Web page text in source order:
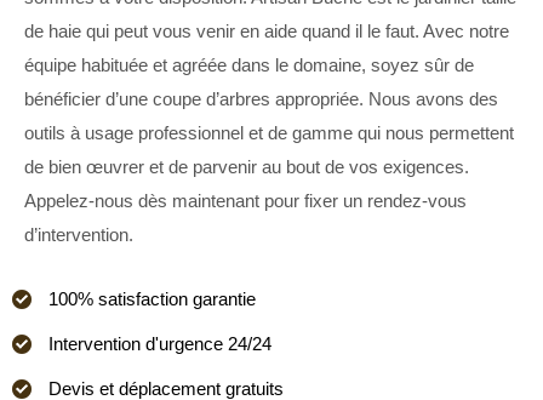
de haie qui peut vous venir en aide quand il le faut. Avec notre
équipe habituée et agréée dans le domaine, soyez sûr de
bénéficier d’une coupe d’arbres appropriée. Nous avons des
outils à usage professionnel et de gamme qui nous permettent
de bien œuvrer et de parvenir au bout de vos exigences.
Appelez-nous dès maintenant pour fixer un rendez-vous
d’intervention.
100% satisfaction garantie
Intervention d'urgence 24/24
Devis et déplacement gratuits